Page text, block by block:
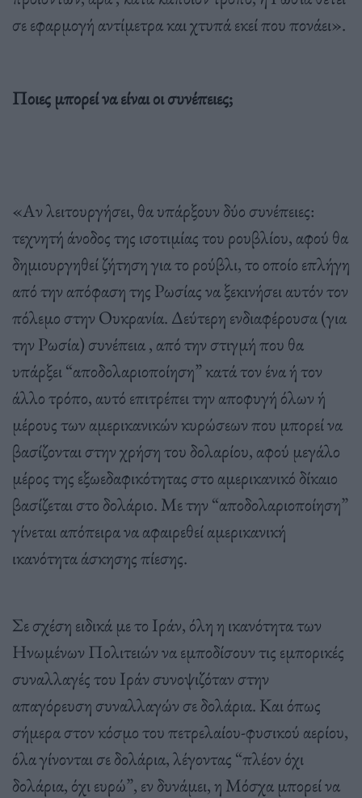
σε εφαρμογή αντίμετρα και χτυπά εκεί που πονάει».
Ποιες μπορεί να είναι οι συνέπειες;
«Αν λειτουργήσει, θα υπάρξουν δύο συνέπειες:
τεχνητή άνοδος της ισοτιμίας του ρουβλίου, αφού θα
δημιουργηθεί ζήτηση για το ρούβλι, το οποίο επλήγη
από την απόφαση της Ρωσίας να ξεκινήσει αυτόν τον
πόλεμο στην Ουκρανία. Δεύτερη ενδιαφέρουσα (για
την Ρωσία) συνέπεια , από την στιγμή που θα
υπάρξει “αποδολαριοποίηση” κατά τον ένα ή τον
άλλο τρόπο, αυτό επιτρέπει την αποφυγή όλων ή
μέρους των αμερικανικών κυρώσεων που μπορεί να
βασίζονται στην χρήση του δολαρίου, αφού μεγάλο
μέρος της εξωεδαφικότητας στο αμερικανικό δίκαιο
βασίζεται στο δολάριο. Με την “αποδολαριοποίηση”
γίνεται απόπειρα να αφαιρεθεί αμερικανική
ικανότητα άσκησης πίεσης.
Σε σχέση ειδικά με το Ιράν, όλη η ικανότητα των
Ηνωμένων Πολιτειών να εμποδίσουν τις εμπορικές
συναλλαγές του Ιράν συνοψιζόταν στην
απαγόρευση συναλλαγών σε δολάρια. Και όπως
σήμερα στον κόσμο του πετρελαίου-φυσικού αερίου,
όλα γίνονται σε δολάρια, λέγοντας “πλέον όχι
δολάρια, όχι ευρώ”, εν δυνάμει, η Μόσχα μπορεί να